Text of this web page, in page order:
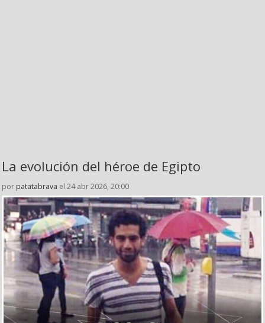
La evolución del héroe de Egipto
por patatabrava el 24 abr 2026, 20:00